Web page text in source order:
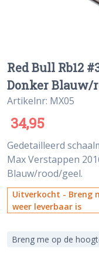
Red Bull Rb12
Donker Blauw/
Artikelnr: MX05
34,95
Gedetailleerd
Max Verstappen
Blauw/rood/geel.
Uitverkocht - Breng
weer leverbaar is
Breng me op de